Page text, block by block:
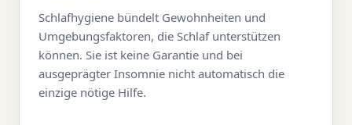
Schlafhygiene bündelt Gewohnheiten und
Umgebungsfaktoren, die Schlaf unterstützen
können. Sie ist keine Garantie und bei
ausgeprägter Insomnie nicht automatisch die
einzige nötige Hilfe.